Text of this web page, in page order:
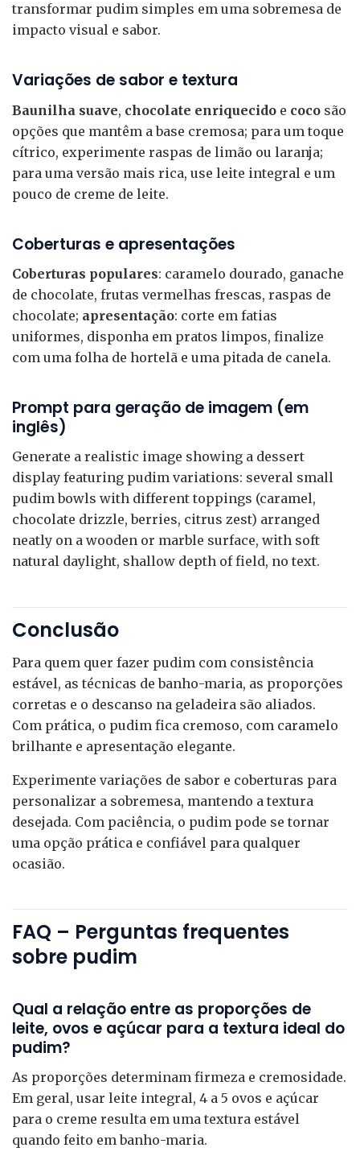
transformar pudim simples em uma sobremesa de
impacto visual e sabor.
Variações de sabor e textura
Baunilha suave, chocolate enriquecido e coco são
opções que mantêm a base cremosa; para um toque
cítrico, experimente raspas de limão ou laranja;
para uma versão mais rica, use leite integral e um
pouco de creme de leite.
Coberturas e apresentações
Coberturas populares: caramelo dourado, ganache
de chocolate, frutas vermelhas frescas, raspas de
chocolate; apresentação: corte em fatias
uniformes, disponha em pratos limpos, finalize
com uma folha de hortelã e uma pitada de canela.
Prompt para geração de imagem (em
inglês)
Generate a realistic image showing a dessert
display featuring pudim variations: several small
pudim bowls with different toppings (caramel,
chocolate drizzle, berries, citrus zest) arranged
neatly on a wooden or marble surface, with soft
natural daylight, shallow depth of field, no text.
Conclusão
Para quem quer fazer pudim com consistência
estável, as técnicas de banho-maria, as proporções
corretas e o descanso na geladeira são aliados.
Com prática, o pudim fica cremoso, com caramelo
brilhante e apresentação elegante.
Experimente variações de sabor e coberturas para
personalizar a sobremesa, mantendo a textura
desejada. Com paciência, o pudim pode se tornar
uma opção prática e confiável para qualquer
ocasião.
FAQ – Perguntas frequentes
sobre pudim
Qual a relação entre as proporções de
leite, ovos e açúcar para a textura ideal do
pudim?
As proporções determinam firmeza e cremosidade.
Em geral, usar leite integral, 4 a 5 ovos e açúcar
para o creme resulta em uma textura estável
quando feito em banho-maria.